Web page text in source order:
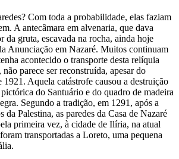
Com toda a probabilidade, elas faziam
A antecâmara em alvenaria, que dava
da gruta, escavada na rocha, ainda hoje
Anunciação em Nazaré. Muitos continuam
acontecido o transporte desta relíquia
parece ser reconstruída, apesar do
1921. Aquela catástrofe causou a destruição
do Santuário e do quadro de madeira
Segundo a tradição, em 1291, após a
da Palestina, as paredes da Casa de Nazaré
primeira vez, à cidade de Ilíria, na atual
transportadas a Loreto, uma pequena